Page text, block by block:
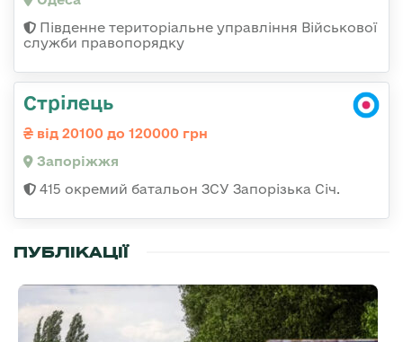
Південне територіальне управління Військової
служби правопорядку
Стрілець
від 20100 до 120000 грн
Запоріжжя
415 окремий батальон ЗСУ Запорізька Січ.
ПУБЛІКАЦІЇ